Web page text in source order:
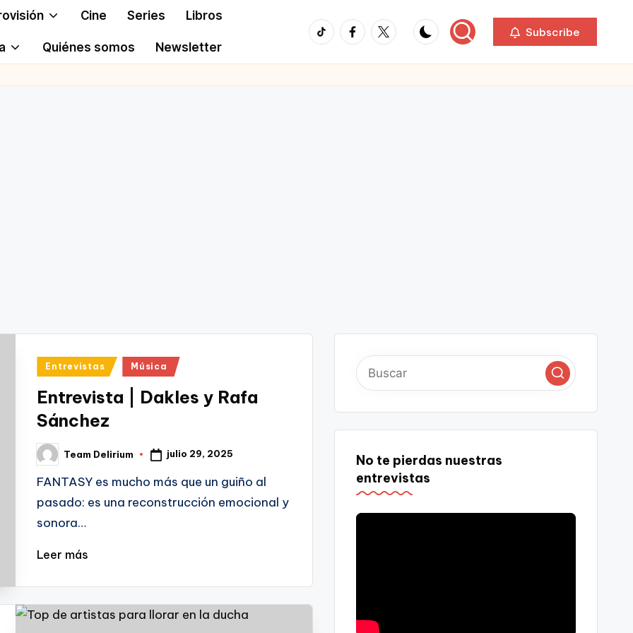
Cine Series Libros
Quiénes somos Newsletter
TikTokFacebook
Twitter Subscribe
Publicado
Entrevistas Música
Entrevista | Dakles y Rafa
Sánchez
Publicado
por
Team Delirium julio 29, 2025
FANTASY es mucho más que un guiño al
pasado: es una reconstrucción emocional y
sonora…
Leer más
No te pierdas nuestras
entrevistas